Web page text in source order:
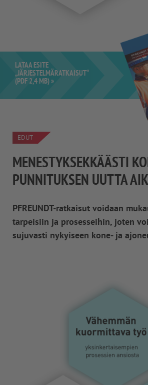
LATAA ESITE
„JÄRJESTELMÄRATKAISUT“
(PDF 2,4 MB) »
EDUT
MENESTYKSEKKÄÄSTI
PUNNITUKSEN UUTTA
PFREUNDT-ratkaisut voidaan
tarpeisiin ja prosesseihin, joten
sujuvasti nykyiseen kone- ja